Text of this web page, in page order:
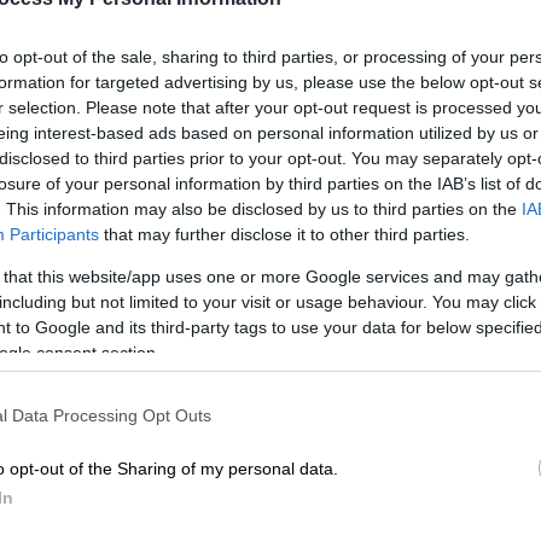
opt-out of the sale, sharing to third parties, or processing of your
for targeted advertising by us, please use the below opt-out
selection. Please note that after your opt-out request is processed
interest-based ads based on personal information utilized by us
to third parties prior to your opt-out. You may separately
of your personal information by third parties on the IAB’s list of
This information may also be disclosed by us to third parties on the
Participants that may further disclose it to other third parties.
that this website/app uses one or more Google services and may
but not limited to your visit or usage behaviour. You may
to Google and its third-party tags to use your data for below
consent section.
Data Processing Opt Outs
opt-out of the Sharing of my personal data.
το ΕΘΝΟΣ στη Google
Θεραπείας ΕΚΠΑ
Θεόδωρος
«Με νέα ματιά» αναφέρθηκε στα νέα
από τονΟκτώβρη.
πως έρχονται νέα εμβόλια από
πιο ενισχυμένα και θα
από τα άλλα καθώς θα περιλαμβάνουν